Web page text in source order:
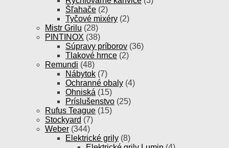
Šľahače (2)
Tyčové mixéry (2)
Mistr Grilu (28)
PINTINOX (38)
Súpravy príborov (36)
Tlakové hrnce (2)
Remundi (48)
Nábytok (7)
Ochranné obaly (4)
Ohniská (15)
Príslušenstvo (25)
Rufus Teague (15)
Stockyard (7)
Weber (344)
Elektrické grily (8)